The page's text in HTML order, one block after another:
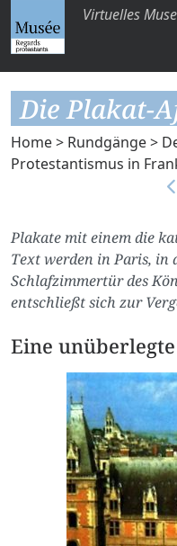
Virtuelles
Die Plakat-
Home> Rundgänge>
Protestantismus in
Plakate mit einem die
Text werden in Paris, in
Schlafzimmertür des
entschließt sich zur
Eine